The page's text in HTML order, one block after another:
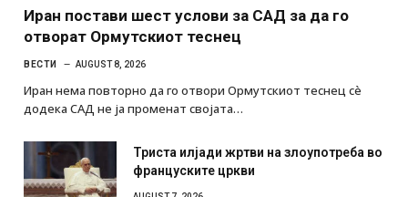
Иран постави шест услови за САД за да го
отворат Ормутскиот теснец
ВЕСТИ AUGUST 8, 2026
Иран нема повторно да го отвори Ормутскиот теснец сè
додека САД не ја променат својата…
Триста илјади жртви на злоупотреба во
француските цркви